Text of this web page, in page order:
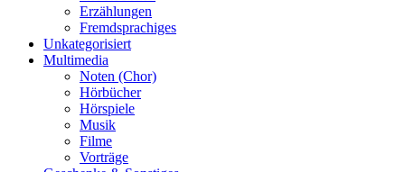
Erzählungen
Fremdsprachiges
Unkategorisiert
Multimedia
Noten (Chor)
Hörbücher
Hörspiele
Musik
Filme
Vorträge